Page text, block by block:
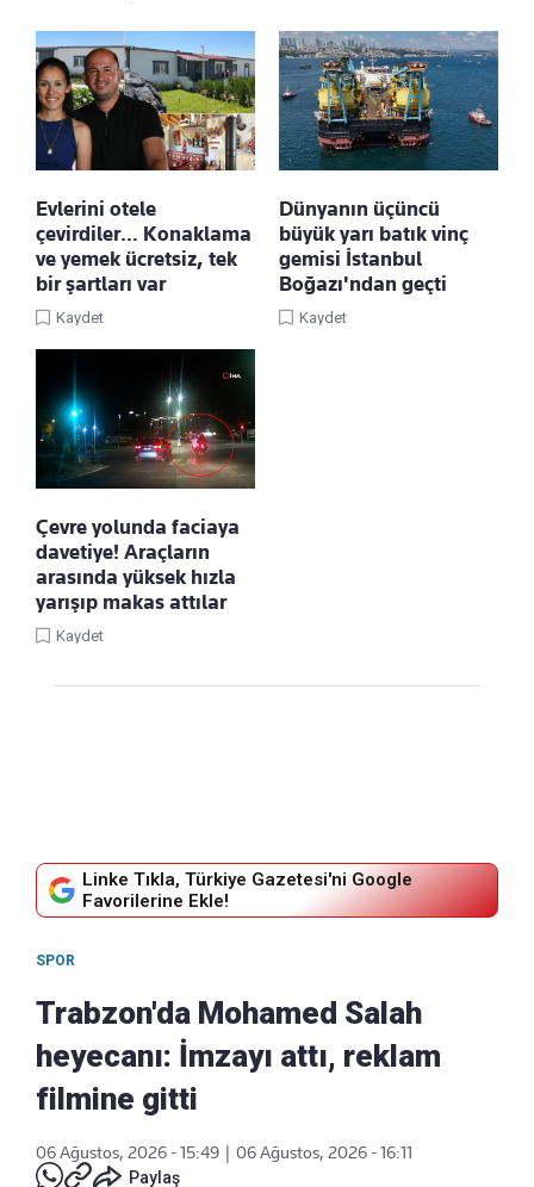
Evlerini otele
çevirdiler… Konaklama
ve yemek ücretsiz, tek
bir şartları var
Kaydet
Dünyanın üçüncü
büyük yarı batık vinç
gemisi İstanbul
Boğazı'ndan geçti
Kaydet
Çevre yolunda faciaya
davetiye! Araçların
arasında yüksek hızla
yarışıp makas attılar
Kaydet
Linke Tıkla, Türkiye Gazetesi'ni Google
Favorilerine Ekle!
SPOR
Trabzon'da Mohamed Salah
heyecanı: İmzayı attı, reklam
filmine gitti
06 Ağustos, 2026 - 15:49
06 Ağustos, 2026 - 16:11
Paylaş